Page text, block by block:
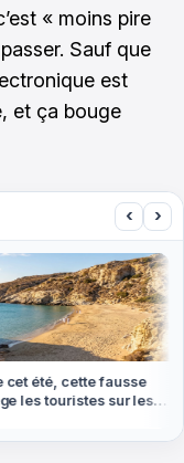
« moins pire
Sauf que
est
et ça bouge
‹ ›
été, cette fausse
les touristes sur les